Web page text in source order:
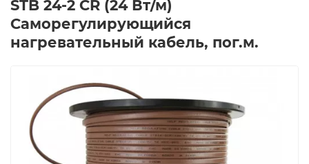
STB 24-2 CR (24 Вт/м)
Саморегулирующийся
нагревательный кабель, пог.м.